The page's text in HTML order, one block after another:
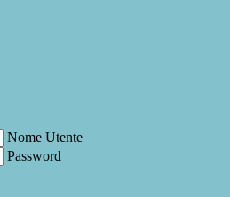
Nome Utente
Password